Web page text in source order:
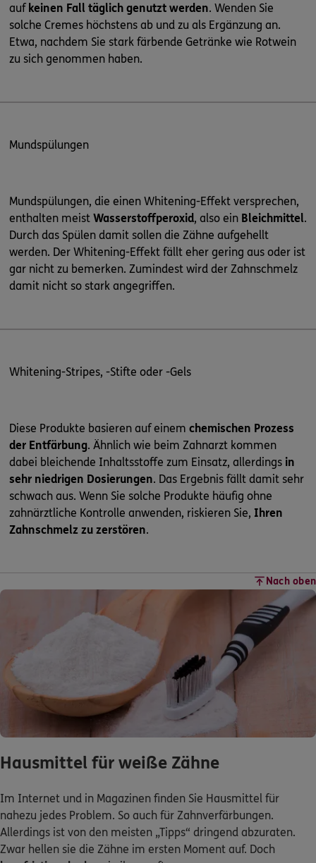
auf keinen Fall täglich genutzt werden. Wenden Sie
solche Cremes höchstens ab und zu als Ergänzung an.
Etwa, nachdem Sie stark färbende Getränke wie Rotwein
zu sich genommen haben.
Mundspülungen
Mundspülungen, die einen Whitening-Effekt versprechen,
enthalten meist Wasserstoffperoxid, also ein Bleichmittel.
Durch das Spülen damit sollen die Zähne aufgehellt
werden. Der Whitening-Effekt fällt eher gering aus oder ist
gar nicht zu bemerken. Zumindest wird der Zahnschmelz
damit nicht so stark angegriffen.
Whitening-Stripes, -Stifte oder -Gels
Diese Produkte basieren auf einem chemischen Prozess
der Entfärbung. Ähnlich wie beim Zahnarzt kommen
dabei bleichende Inhaltsstoffe zum Einsatz, allerdings in
sehr niedrigen Dosierungen. Das Ergebnis fällt damit sehr
schwach aus. Wenn Sie solche Produkte häufig ohne
zahnärztliche Kontrolle anwenden, riskieren Sie, Ihren
Zahnschmelz zu zerstören.
Nach oben
Hausmittel für weiße Zähne
Im Internet und in Magazinen finden Sie Hausmittel für
nahezu jedes Problem. So auch für Zahnverfärbungen.
Allerdings ist von den meisten „Tipps“ dringend abzuraten.
Zwar hellen sie die Zähne im ersten Moment auf. Doch